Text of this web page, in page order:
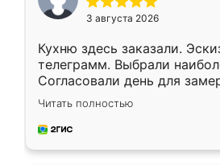
3 августа 2026
Кухню здесь заказали.
телеграмм. Выбрали
Согласовали день для
недели кухня была уже
довольны работой. Спасибо
мебель за качественную
Читать полностью